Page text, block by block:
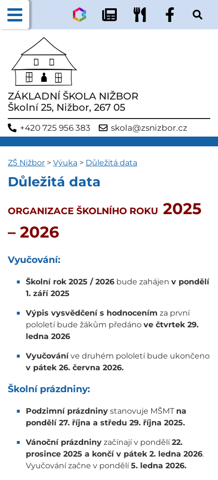
ZÁKLADNÍ ŠKOLA NIŽBOR
Školní 25, Nižbor, 267 05
+420 725 956 383 skola@zsnizbor.cz
ZŠ Nižbor > Výuka > Důležitá data
Důležitá data
ORGANIZACE ŠKOLNÍHO ROKU 2025
– 2026
Vyučování:
Školní rok 2025 / 2026bude zahájen v pondělí
1. září 2025
Výpis vysvědčení s hodnocením za první
pololetí bude žákům předáno ve čtvrtek 29.
ledna 2026
Vyučováníve druhém pololetí bude ukončeno
v pátek 26. června 2026.
Školní prázdniny:
Podzimní prázdninystanovuje MŠMT na
pondělí 27. října a středu 29. října 2025.
Vánoční prázdninyzačínají v pondělí22.
prosince 2025 a končí v pátek 2. ledna 2026.
Vyučování začne v pondělí5. ledna 2026.